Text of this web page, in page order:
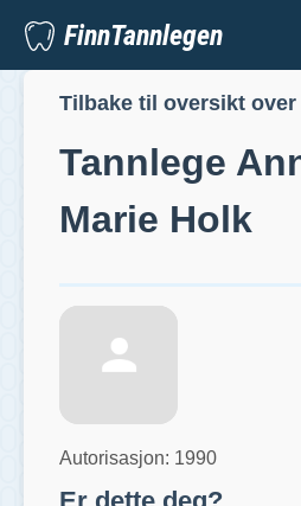
FinnTannlegen
Tilbake til oversikt
Tannlege
Marie Holk
Autorisasjon: 1990